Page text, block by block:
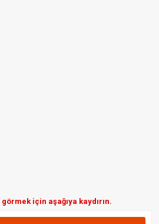
için aşağıya kaydırın.